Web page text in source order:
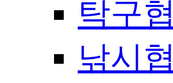
탁구
낚시